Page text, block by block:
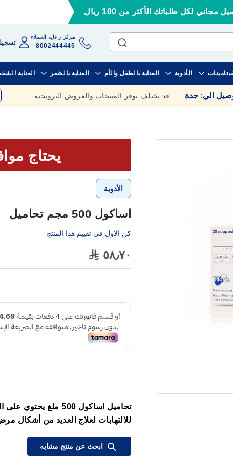
مجاني لكل طلباتك الأكثر من 100 ريال
مركز رعاية العملاء
8002444445
الأدوية العناية بالطفل والأم العناية بالشعر العناية
الي: جدة قد يختلف توفر المنتجات والعروض الترويجية.
يحتاج
الأدوية
اساكول 500 مجم تحاميل
كن الاول في تقييم هذا المنتج
٥٨٫٧٠
تحاميل اساكول 500
للالتهابات لعلاج العديد من أشكال
ابحث عن منتج مشابه